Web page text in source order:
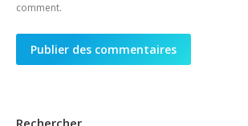
comment.
Publier des commentaires
Rechercher